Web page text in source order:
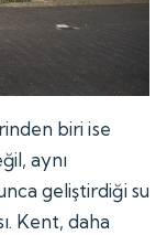
biri ise
aynı
geliştirdiği su
Kent, daha